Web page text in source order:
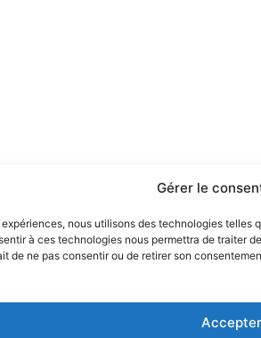
Gérer le
nous utilisons des technologies
à ces technologies nous permettra de traiter
de ne pas consentir ou de retirer son
Accepter